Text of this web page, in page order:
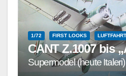
1/72 FIRST LOOKS LUFTFAHRT
CANT Z.1007 bis
Supermodel (heute